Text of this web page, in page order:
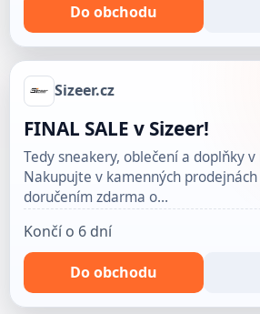
Do obchodu
Sizeer.cz
FINAL SALE v Sizeer!
Tedy sneakery, oblečení a doplňky v
Nakupujte v kamenných
doručením zdarma o…
Končí o 6 dní
Do obchodu